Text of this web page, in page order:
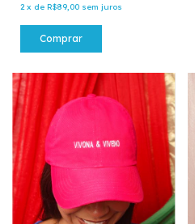
2 x de R$89,00 sem juros
Comprar